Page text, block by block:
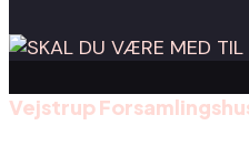
Vejstrup